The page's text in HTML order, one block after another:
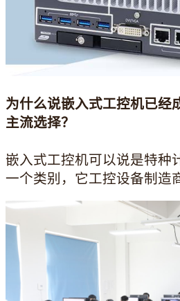
为什么说嵌入式工控机已经
主流选择？
嵌入式工控机可以说是特种
一个类别，它工控设备制造